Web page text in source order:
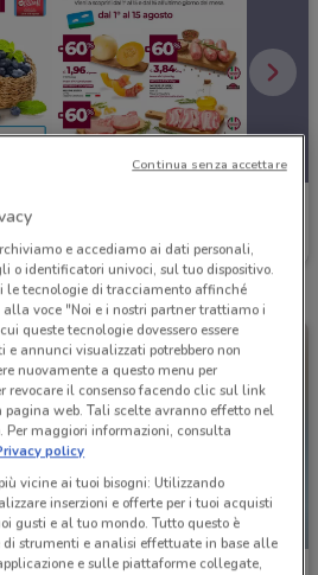
e accediamo ai dati personali,
o identificatori univoci, sul tuo dispositivo.
le tecnologie di tracciamento affinché
voce "Noi e i nostri partner trattiamo i
queste tecnologie dovessero essere
annunci visualizzati potrebbero non
nuovamente a questo menu per
revocare il consenso facendo clic sul link
web. Tali scelte avranno effetto nel
Per maggiori informazioni, consulta
policy
vicine ai tuoi bisogni: Utilizzando
inserzioni e offerte per i tuoi acquisti
gusti e al tuo mondo. Tutto questo è
di strumenti e analisi effettuate in base alle
e sulle piattaforme collegate,
Continua senza accettare